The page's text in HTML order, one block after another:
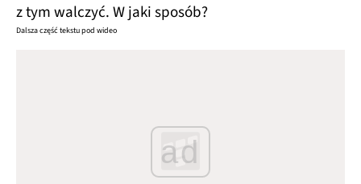
z tym walczyć. W jaki sposób?
Dalsza część tekstu pod wideo
ad